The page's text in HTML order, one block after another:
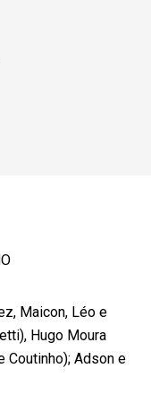
Maicon, Léo e
Hugo Moura
Coutinho); Adson e